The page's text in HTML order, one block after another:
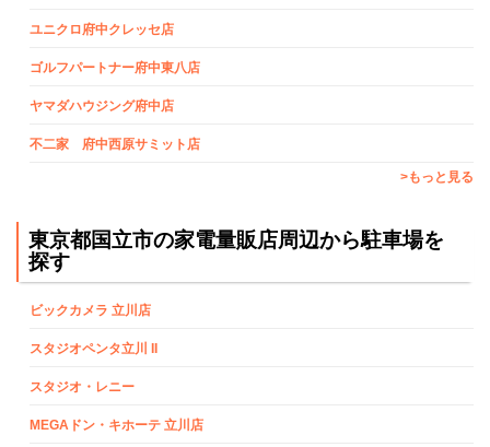
ユニクロ府中クレッセ店
ゴルフパートナー府中東八店
ヤマダハウジング府中店
不二家 府中西原サミット店
>もっと見る
東京都国立市の家電量販店周辺から駐車場を
探す
ビックカメラ 立川店
スタジオペンタ立川 II
スタジオ・レニー
MEGAドン・キホーテ 立川店